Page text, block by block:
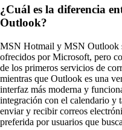
¿Cuál es la diferencia
Outlook?
MSN Hotmail y MSN Outlook
ofrecidos por Microsoft, pero
de los primeros servicios de
mientras que Outlook es una
interfaz más moderna y
integración con el calendario y
enviar y recibir correos
preferida por usuarios que